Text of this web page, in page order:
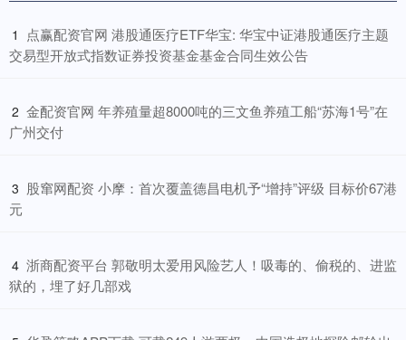
1
​点赢配资官网 港股通医疗ETF华宝: 华宝中证港股通医疗主题
交易型开放式指数证券投资基金基金合同生效公告
2 ​金配资官网 年养殖量超8000吨的三文鱼养殖工船“苏海1号”在
广州交付
3 ​股窜网配资 小摩：首次覆盖德昌电机予“增持”评级 目标价67港
元
4 ​浙商配资平台 郭敬明太爱用风险艺人！吸毒的、偷税的、进监
狱的，埋了好几部戏